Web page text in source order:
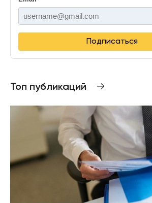
Подписаться
Топ публикаций